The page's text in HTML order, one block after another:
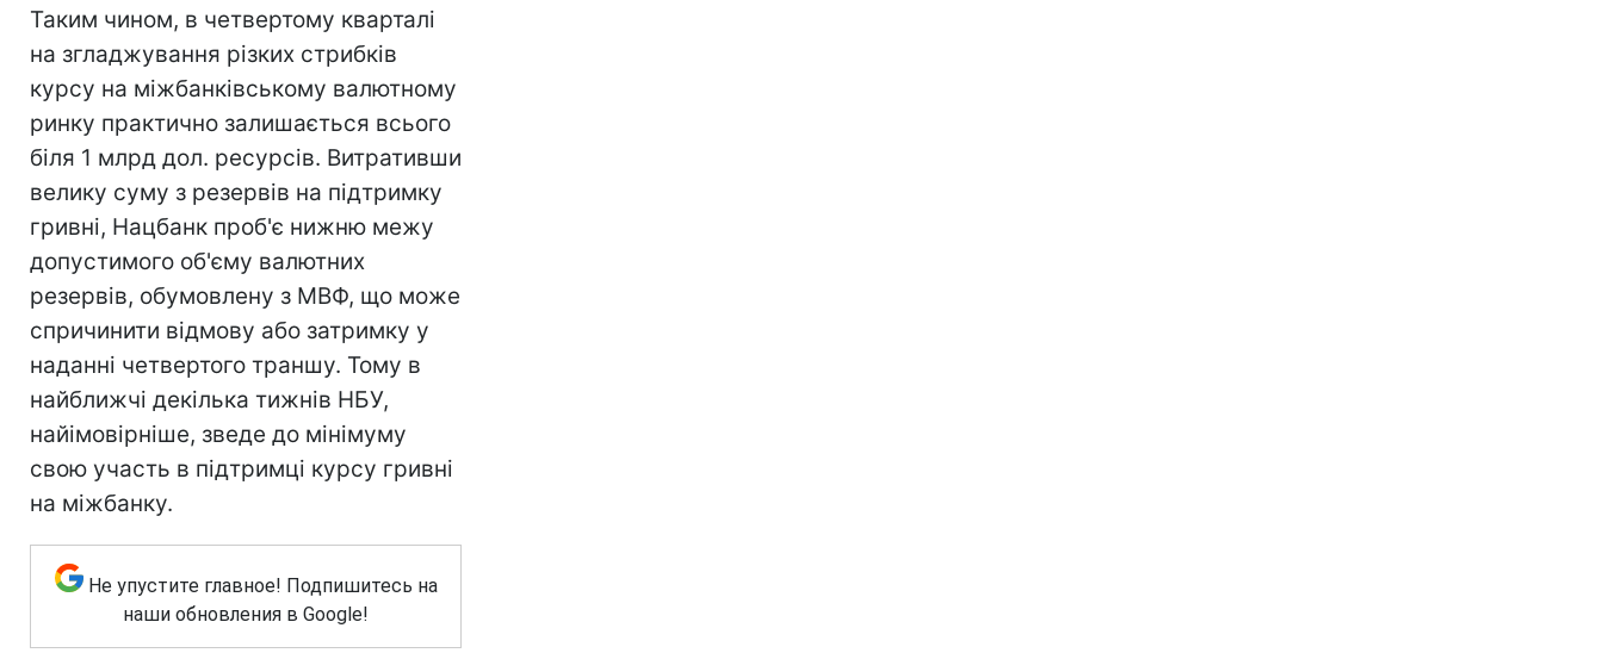
Таким чином, в четвертому кварталі
на згладжування різких стрибків
курсу на міжбанківському валютному
ринку практично залишається всього
біля 1 млрд дол. ресурсів. Витративши
велику суму з резервів на підтримку
гривні, Нацбанк проб'є нижню межу
допустимого об'єму валютних
резервів, обумовлену з МВФ, що може
спричинити відмову або затримку у
наданні четвертого траншу. Тому в
найближчі декілька тижнів НБУ,
найімовірніше, зведе до мінімуму
свою участь в підтримці курсу гривні
на міжбанку.
Не упустите главное! Подпишитесь на
наши обновления в Google!